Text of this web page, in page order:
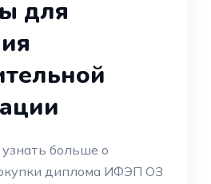
для
больше о
диплома ИФЭП ОЗ